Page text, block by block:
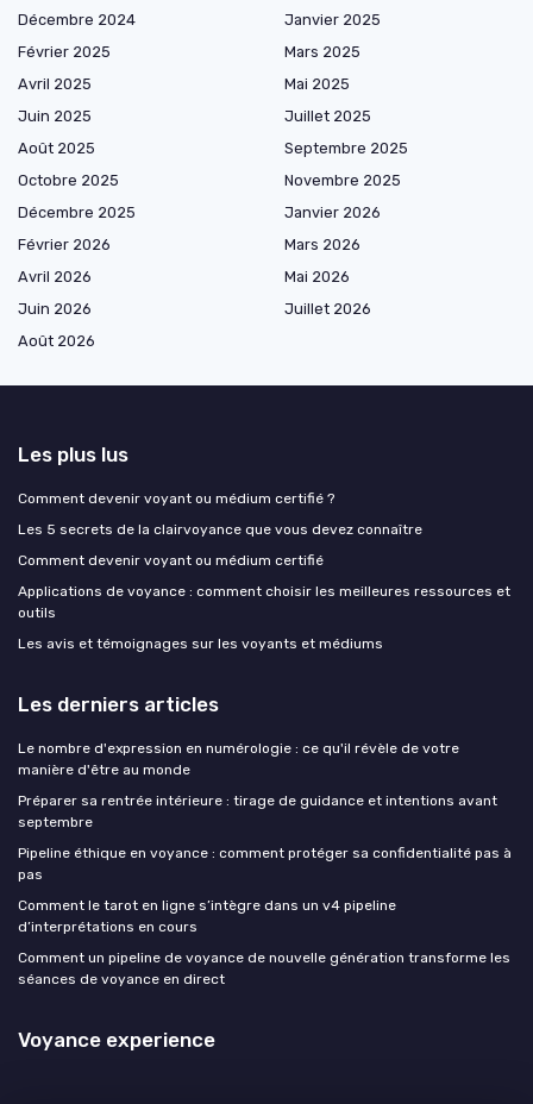
Décembre 2024
Janvier 2025
Février 2025
Mars 2025
Avril 2025
Mai 2025
Juin 2025
Juillet 2025
Août 2025
Septembre 2025
Octobre 2025
Novembre 2025
Décembre 2025
Janvier 2026
Février 2026
Mars 2026
Avril 2026
Mai 2026
Juin 2026
Juillet 2026
Août 2026
Les plus lus
Comment devenir voyant ou médium certifié ?
Les 5 secrets de la clairvoyance que vous devez connaître
Comment devenir voyant ou médium certifié
Applications de voyance : comment choisir les meilleures ressources et
outils
Les avis et témoignages sur les voyants et médiums
Les derniers articles
Le nombre d'expression en numérologie : ce qu'il révèle de votre
manière d'être au monde
Préparer sa rentrée intérieure : tirage de guidance et intentions avant
septembre
Pipeline éthique en voyance : comment protéger sa confidentialité pas à
pas
Comment le tarot en ligne s’intègre dans un v4 pipeline
d’interprétations en cours
Comment un pipeline de voyance de nouvelle génération transforme les
séances de voyance en direct
Voyance experience